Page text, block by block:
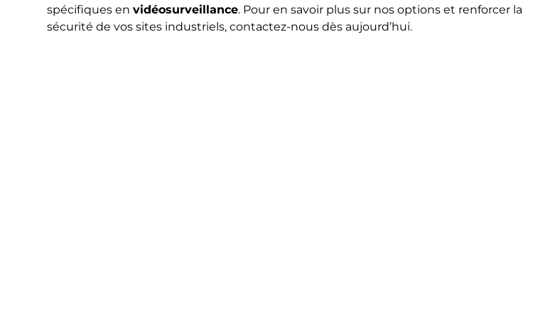
spécifiques en vidéosurveillance. Pour en savoir plus sur nos options et renforcer la
sécurité de vos sites industriels, contactez-nous dès aujourd’hui.